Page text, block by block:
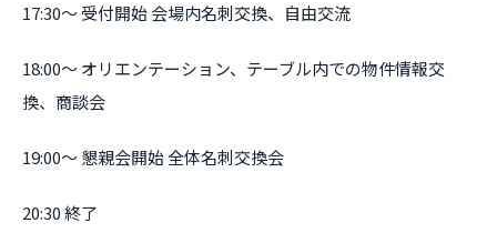
17:30～ 受付開始 会場内名刺交換、自由交流
18:00～ オリエンテーション、テーブル内での物件情報交
換、商談会
19:00～ 懇親会開始 全体名刺交換会
20:30 終了